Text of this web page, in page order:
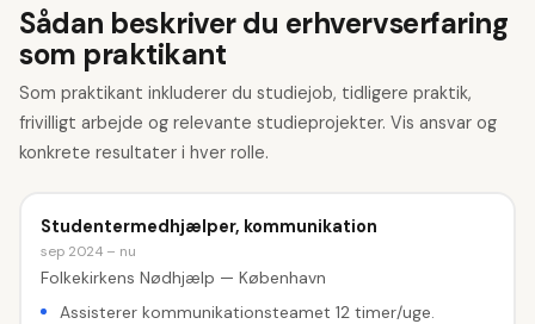
Sådan beskriver du erhvervserfaring
som praktikant
Som praktikant inkluderer du studiejob, tidligere praktik,
frivilligt arbejde og relevante studieprojekter. Vis ansvar og
konkrete resultater i hver rolle.
Studentermedhjælper, kommunikation
sep 2024 – nu
Folkekirkens Nødhjælp — København
Assisterer kommunikationsteamet 12 timer/uge.